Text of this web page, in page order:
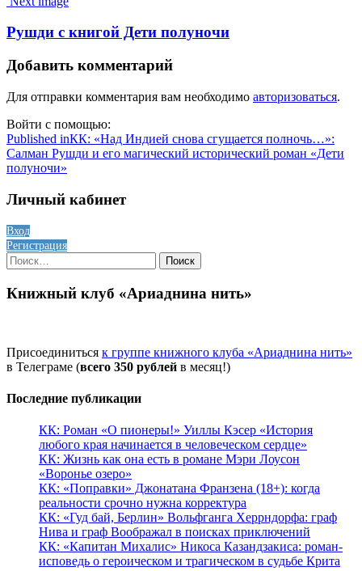
Отправить
navigation
Рушди с книгой Дети полуночи
Добавить комментарий
Для отправки комментария вам необходимо авторизоваться.
Войти с помощью:
Навигация
по
Published inКК: «Над Индией снова сгущается полночь…»:
Салман Рушди и его магический исторический роман «Дети
полуночи»
Личный кабинет
Вход
Регистрация
Найти:
Книжный клуб «Ариаднина нить»
Присоединиться к группе книжного клуба «Ариаднина нить»
в Телеграме (всего 350 рублей в месяц!)
Последние публикации
КК: Роман «О пионеры!» Уиллы Кэсер «История
любого края начинается в человеческом сердце»
КК: Жизнь как она есть в романе Мэри Лоусон
«Воронье озеро»
КК: «Поправки» Джонатана Франзена (18+): когда
реальности срочно нужна корректура
КК: «Гуд бай, Берлин» Вольфганга Херрндорфа: граф
Нива и граф Воображал в поисках приключений
КК: «Капитан Михалис» Никоса Казандзакиса: роман-
исповедь о героическом и трагическом в судьбе Крита